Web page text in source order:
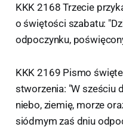
KKK 2168 Trzecie
o świętości szabatu:
odpoczynku,
KKK 2169 Pismo
stworzenia: "W sześciu
niebo, ziemię, morze
siódmym zaś dniu